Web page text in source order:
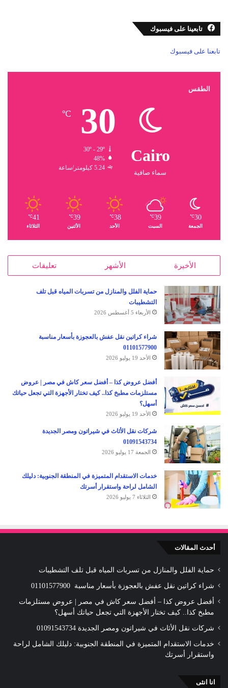
تابعينا على فيسبوك
تابعنا على فيسبوك
الطقس
Cairo
سماء صافية
30
℃
30º - 29º
48%
5.24 كيلومتر/ساعة
30
℃
الجمعة
39
℃
السبت
38
℃
الأحد
39
℃
الأثنين
41
℃
الثلاثاء
الأخيرة الأشهر تعليقات
حماية الفلل والمنازل من تسربات المياه قبل تلف
التشطيبات
الأربعاء 5 أغسطس 2026
شراء كراتين نقل عفش بالعجوزة بأسعار مناسبة
01101577900
الأحد 19 يوليو 2026
أفضل عروض كذا – أفضل سعر كاش في مصر | عروض
مستلزمات مطبخ كذا.. كيف تختار الأجهزة التي تجعل حياتك
أسهل؟
الأحد 19 يوليو 2026
شركات نقل الأثاث في شيراتون ومصر الجديدة
01091543734
الجمعة 17 يوليو 2026
خدمات الاستقدام المتميزة في المنطقة الجنوبية: دليلك
الشامل لراحة واستقرار أسرتك
الثلاثاء 7 يوليو 2026
أحدث المقالات
حماية الفلل والمنازل من تسربات المياه قبل تلف التشطيبات
شراء كراتين نقل عفش بالعجوزة بأسعار مناسبة 01101577900
أفضل عروض كذا – أفضل سعر كاش في مصر | عروض مستلزمات
مطبخ كذا.. كيف تختار الأجهزة التي تجعل حياتك أسهل؟
شركات نقل الأثاث في شيراتون ومصر الجديدة 01091543734
خدمات الاستقدام المتميزة في المنطقة الجنوبية: دليلك الشامل لراحة
واستقرار أسرتك
انا انثى